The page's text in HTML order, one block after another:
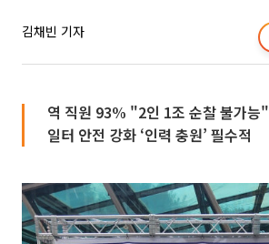
김채빈 기자
역 직원 93% "2인 1조 순찰 불가능"
일터 안전 강화 ‘인력 충원’ 필수적